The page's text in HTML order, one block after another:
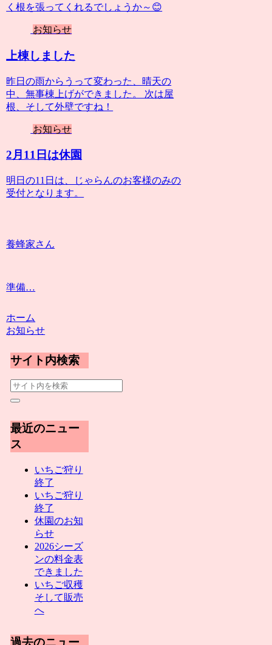
く根を張ってくれるでしょうか～😊
お知らせ
上棟しました
昨日の雨からうって変わった、晴天の
中、無事棟上げができました。 次は屋
根、そして外壁ですね！
お知らせ
2月11日は休園
明日の11日は、じゃらんのお客様のみの
受付となります。
養蜂家さん
準備…
ホーム
お知らせ
サイト内検索
最近のニュー
ス
いちご狩り
終了
いちご狩り
終了
休園のお知
らせ
2026シーズ
ンの料金表
できました
いちご収穫
そして販売
へ
過去のニュー